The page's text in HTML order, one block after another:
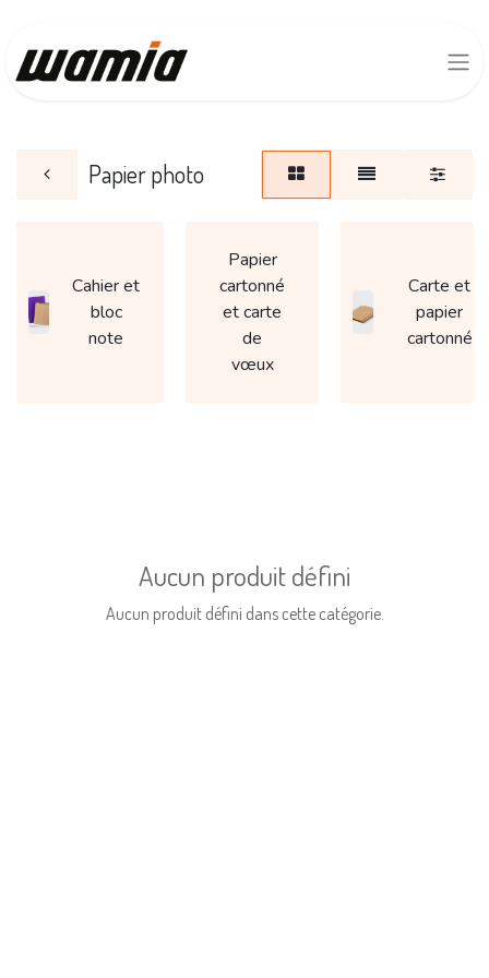
Papier photo
Cahier et
bloc
note
Papier
cartonné
et carte
de
vœux
Carte et
papier
cartonné
Aucun produit défini
Aucun produit défini dans cette catégorie.